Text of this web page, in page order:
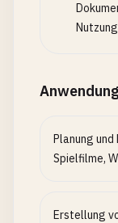
Planung
Spielfilme,
Erstellung